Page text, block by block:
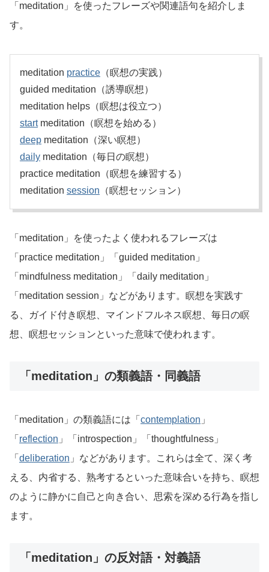
「meditation」を使ったフレーズや関連語句を紹介しま
す。
meditation practice （瞑想の実践）
guided meditation（誘導瞑想）
meditation helps（瞑想は役立つ）
startmeditation（瞑想を始める）
deep meditation（深い瞑想）
daily meditation（毎日の瞑想）
practice meditation（瞑想を練習する）
meditation session （瞑想セッション）
「meditation」を使ったよく使われるフレーズは
「practice meditation」「guided meditation」
「mindfulness meditation」「daily meditation」
「meditation session」などがあります。瞑想を実践す
る、ガイド付き瞑想、マインドフルネス瞑想、毎日の瞑
想、瞑想セッションといった意味で使われます。
「meditation」の類義語・同義語
「meditation」の類義語には「 contemplation 」
「 reflection 」「introspection」「thoughtfulness」
「 deliberation 」などがあります。これらは全て、深く考
える、内省する、熟考するといった意味合いを持ち、瞑想
のように静かに自己と向き合い、思索を深める行為を指し
ます。
「meditation」の反対語・対義語